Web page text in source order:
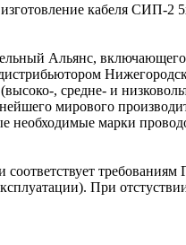
кабеля СИП-2
Альянс,
, средне- и
мирового
необходимые марки
При